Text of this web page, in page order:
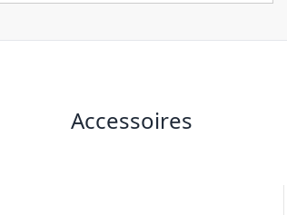
Accessoires